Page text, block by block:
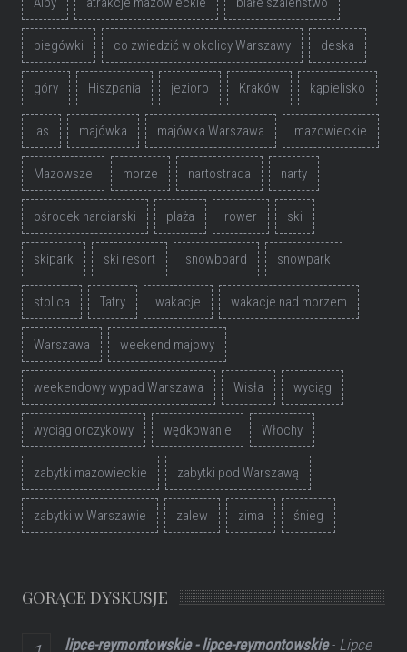
biegówki co zwiedzić w okolicy Warszawy deska
góry Hiszpania jezioro Kraków kąpielisko
las majówka majówka Warszawa mazowieckie
Mazowsze morze nartostrada narty
ośrodek narciarski plaża rower ski
skipark ski resort snowboard snowpark
stolica Tatry wakacje wakacje nad morzem
Warszawa weekend majowy
weekendowy wypad Warszawa Wisła wyciąg
wyciąg orczykowy wędkowanie Włochy
zabytki mazowieckie zabytki pod Warszawą
zabytki w Warszawie zalew zima śnieg
GORĄCE DYSKUSJE
lipce-reymontowskie - lipce-reymontowskie- Lipce